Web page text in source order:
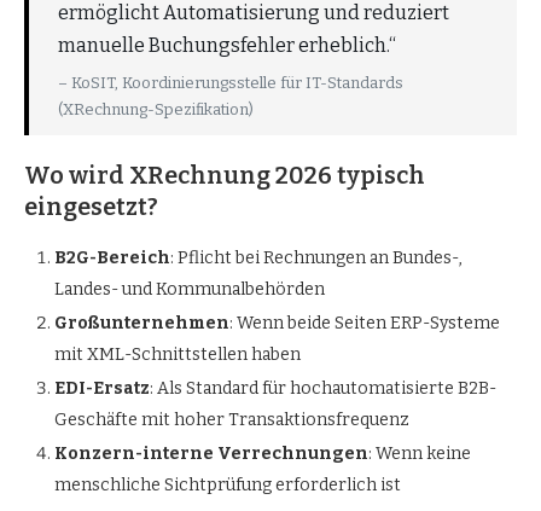
ermöglicht Automatisierung und reduziert
manuelle Buchungsfehler erheblich.“
– KoSIT, Koordinierungsstelle für IT-Standards
(XRechnung-Spezifikation)
Wo wird XRechnung 2026 typisch
eingesetzt?
B2G-Bereich: Pflicht bei Rechnungen an Bundes-,
Landes- und Kommunalbehörden
Großunternehmen: Wenn beide Seiten ERP-Systeme
mit XML-Schnittstellen haben
EDI-Ersatz: Als Standard für hochautomatisierte B2B-
Geschäfte mit hoher Transaktionsfrequenz
Konzern-interne Verrechnungen: Wenn keine
menschliche Sichtprüfung erforderlich ist